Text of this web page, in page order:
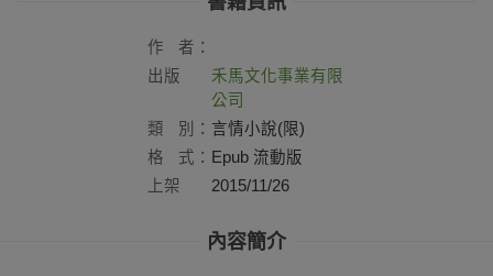
作
者：
出版
禾馬文化事業有限
公司
類
別： 言情小說(限)
格
式： Epub 流動版
上架
2015/11/26
內容簡介